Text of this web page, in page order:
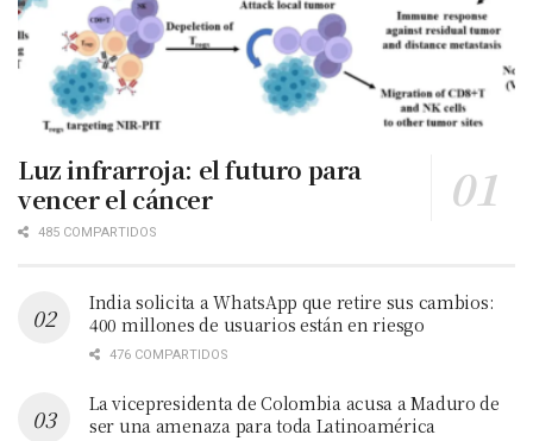
Luz infrarroja: el futuro para
vencer el cáncer
485 COMPARTIDOS
India solicita a WhatsApp que retire sus cambios:
400 millones de usuarios están en riesgo
476 COMPARTIDOS
La vicepresidenta de Colombia acusa a Maduro de
ser una amenaza para toda Latinoamérica